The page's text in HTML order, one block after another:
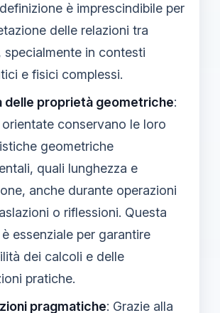
è imprescindibile per
delle relazioni tra
specialmente in contesti
e fisici complessi.
delle proprietà geometriche:
conservano le loro
geometriche
quali lunghezza e
anche durante operazioni
o riflessioni. Questa
essenziale per garantire
dei calcoli e delle
pratiche.
pragmatiche: Grazie alla